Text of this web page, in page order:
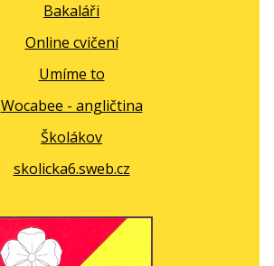
Bakaláři
Online cvičení
Umíme to
Wocabee - angličtina
Školákov
skolicka6.sweb.cz